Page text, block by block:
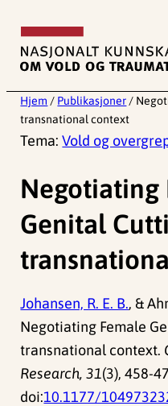
innhold
Hjem / Publikasjoner /
transnational context
Tema:Vold og
Negotiating
Genital
Johansen, R. E. B., &
Negotiating Female
transnational context.
Research, 31(3), 458-
doi:10.1177/